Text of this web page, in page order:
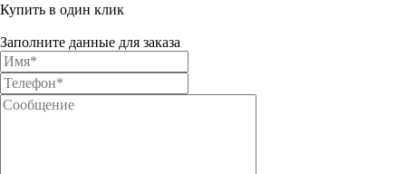
Купить в один клик
Заполните данные для заказа